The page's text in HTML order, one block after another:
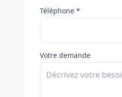
Téléphone *
Votre demande